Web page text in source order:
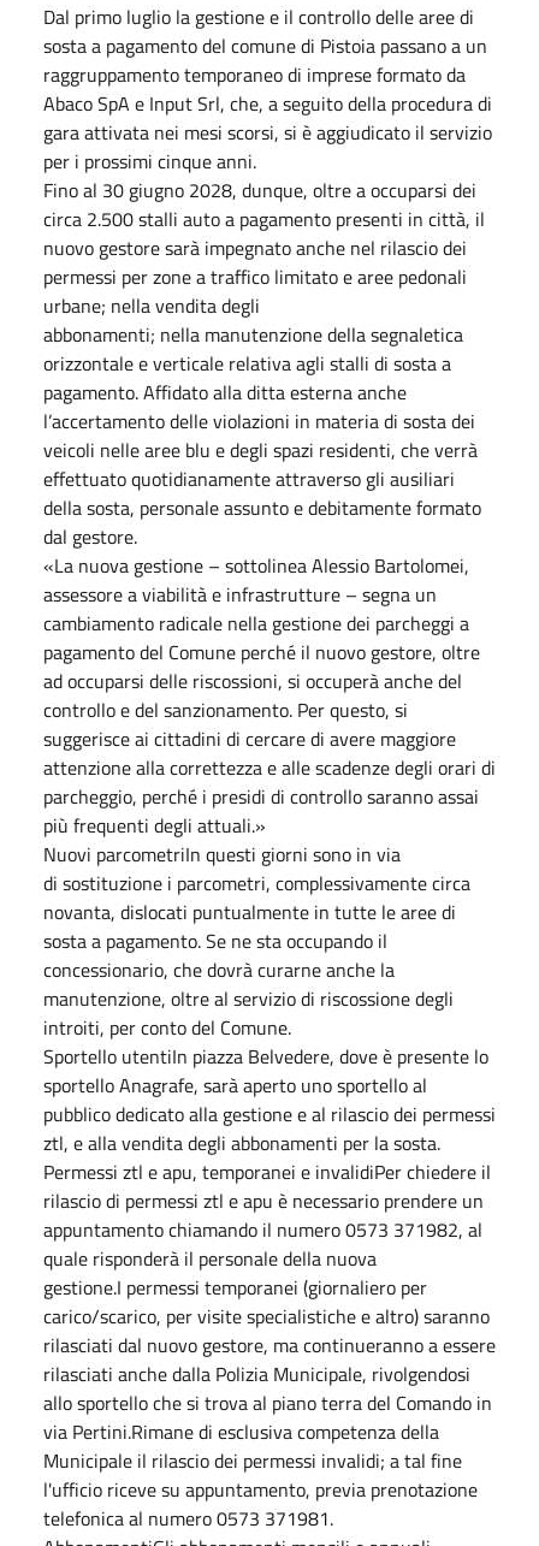
Dal primo luglio la gestione e il controllo delle aree di
sosta a pagamento del comune di Pistoia passano a un
raggruppamento temporaneo di imprese formato da
Abaco SpA e Input Srl, che, a seguito della procedura di
gara attivata nei mesi scorsi, si è aggiudicato il servizio
per i prossimi cinque anni.
Fino al 30 giugno 2028, dunque, oltre a occuparsi dei
circa 2.500 stalli auto a pagamento presenti in città, il
nuovo gestore sarà impegnato anche nel rilascio dei
permessi per zone a traffico limitato e aree pedonali
urbane; nella vendita degli
abbonamenti; nella manutenzione della segnaletica
orizzontale e verticale relativa agli stalli di sosta a
pagamento. Affidato alla ditta esterna anche
l’accertamento delle violazioni in materia di sosta dei
veicoli nelle aree blu e degli spazi residenti, che verrà
effettuato quotidianamente attraverso gli ausiliari
della sosta, personale assunto e debitamente formato
dal gestore.
«La nuova gestione – sottolinea Alessio Bartolomei,
assessore a viabilità e infrastrutture – segna un
cambiamento radicale nella gestione dei parcheggi a
pagamento del Comune perché il nuovo gestore, oltre
ad occuparsi delle riscossioni, si occuperà anche del
controllo e del sanzionamento. Per questo, si
suggerisce ai cittadini di cercare di avere maggiore
attenzione alla correttezza e alle scadenze degli orari di
parcheggio, perché i presidi di controllo saranno assai
più frequenti degli attuali.»
Nuovi parcometriIn questi giorni sono in via
di sostituzione i parcometri, complessivamente circa
novanta, dislocati puntualmente in tutte le aree di
sosta a pagamento. Se ne sta occupando il
concessionario, che dovrà curarne anche la
manutenzione, oltre al servizio di riscossione degli
introiti, per conto del Comune.
Sportello utentiIn piazza Belvedere, dove è presente lo
sportello Anagrafe, sarà aperto uno sportello al
pubblico dedicato alla gestione e al rilascio dei permessi
ztl, e alla vendita degli abbonamenti per la sosta.
Permessi ztl e apu, temporanei e invalidiPer chiedere il
rilascio di permessi ztl e apu è necessario prendere un
appuntamento chiamando il numero 0573 371982, al
quale risponderà il personale della nuova
gestione.I permessi temporanei (giornaliero per
carico/scarico, per visite specialistiche e altro) saranno
rilasciati dal nuovo gestore, ma continueranno a essere
rilasciati anche dalla Polizia Municipale, rivolgendosi
allo sportello che si trova al piano terra del Comando in
via Pertini.Rimane di esclusiva competenza della
Municipale il rilascio dei permessi invalidi; a tal fine
l'ufficio riceve su appuntamento, previa prenotazione
telefonica al numero 0573 371981.